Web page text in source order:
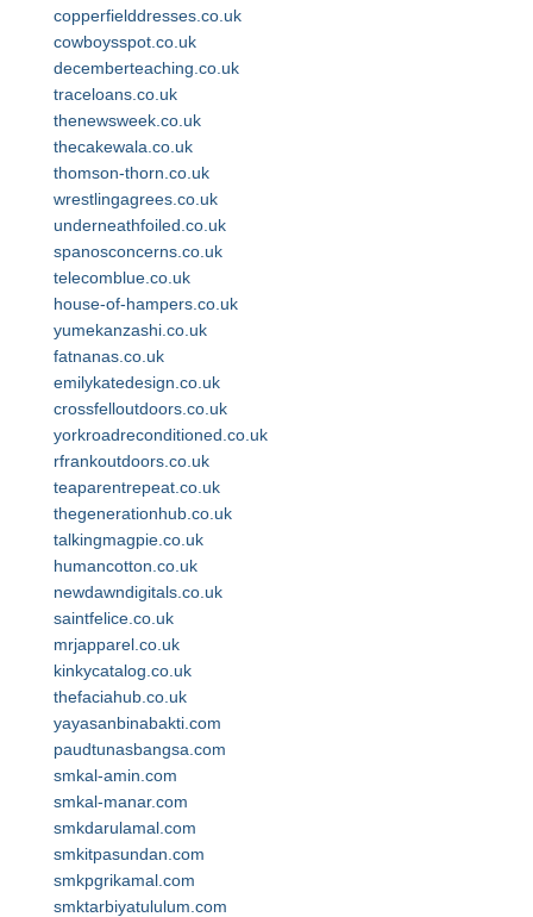
copperfielddresses.co.uk
cowboysspot.co.uk
decemberteaching.co.uk
traceloans.co.uk
thenewsweek.co.uk
thecakewala.co.uk
thomson-thorn.co.uk
wrestlingagrees.co.uk
underneathfoiled.co.uk
spanosconcerns.co.uk
telecomblue.co.uk
house-of-hampers.co.uk
yumekanzashi.co.uk
fatnanas.co.uk
emilykatedesign.co.uk
crossfelloutdoors.co.uk
yorkroadreconditioned.co.uk
rfrankoutdoors.co.uk
teaparentrepeat.co.uk
thegenerationhub.co.uk
talkingmagpie.co.uk
humancotton.co.uk
newdawndigitals.co.uk
saintfelice.co.uk
mrjapparel.co.uk
kinkycatalog.co.uk
thefaciahub.co.uk
yayasanbinabakti.com
paudtunasbangsa.com
smkal-amin.com
smkal-manar.com
smkdarulamal.com
smkitpasundan.com
smkpgrikamal.com
smktarbiyatululum.com